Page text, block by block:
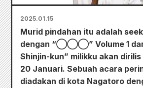
2025.01.15
Murid pindahan itu adalah
dengan “◯◯◯” Volume 1
Shinjin-kun” milikku akan
20 Januari. Sebuah acara
diadakan di kota Nagatoro